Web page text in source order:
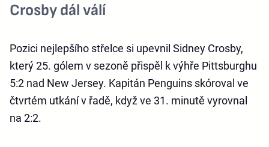
Crosby dál válí
Pozici nejlepšího střelce si upevnil Sidney Crosby,
který 25. gólem v sezoně přispěl k výhře Pittsburghu
5:2 nad New Jersey. Kapitán Penguins skóroval ve
čtvrtém utkání v řadě, když ve 31. minutě vyrovnal
na 2:2.